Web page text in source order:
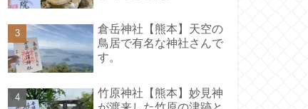
倉岳神社【熊本】天空の
鳥居で有名な神社さんで
す。
竹原神社【熊本】妙見神